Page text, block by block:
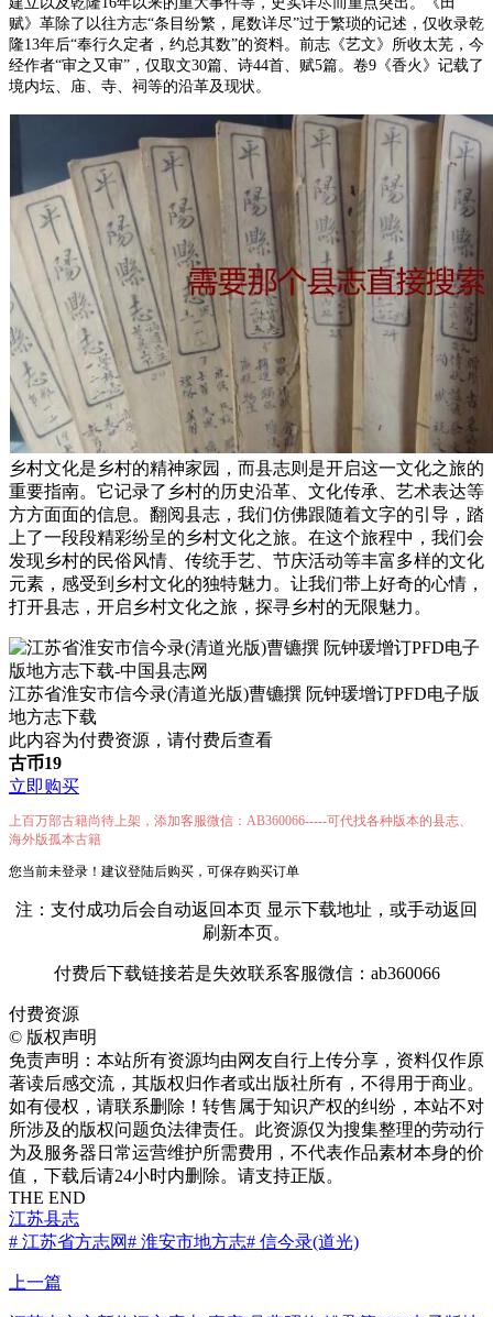
赋》革除了以往方志“条目纷繁，尾数详尽”过于繁琐的记述，仅收录乾
隆13年后“奉行久定者，约总其数”的资料。前志《艺文》所收太芜，今
经作者“审之又审”，仅取文30篇、诗44首、赋5篇。卷9《香火》记载了
境内坛、庙、寺、祠等的沿革及现状。
乡村文化是乡村的精神家园，而县志则是开启这一文化之旅的
重要指南。它记录了乡村的历史沿革、文化传承、艺术表达等
方方面面的信息。翻阅县志，我们仿佛跟随着文字的引导，踏
上了一段段精彩纷呈的乡村文化之旅。在这个旅程中，我们会
发现乡村的民俗风情、传统手艺、节庆活动等丰富多样的文化
元素，感受到乡村文化的独特魅力。让我们带上好奇的心情，
打开县志，开启乡村文化之旅，探寻乡村的无限魅力。
江苏省淮安市信今录(清道光版)曹镳撰 阮钟瑗增订PFD电子版
地方志下载
此内容为付费资源，请付费后查看
古币19
立即购买
上百万部古籍尚待上架，添加客服微信：AB360066-----可代找各种版本的县志、
海外版孤本古籍
您当前未登录！建议登陆后购买，可保存购买订单
注：支付成功后会自动返回本页 显示下载地址，或手动返回
刷新本页。
付费后下载链接若是失效联系客服微信：ab360066
付费资源
© 版权声明
免责声明：本站所有资源均由网友自行上传分享，资料仅作原
著读后感交流，其版权归作者或出版社所有，不得用于商业。
如有侵权，请联系删除！转售属于知识产权的纠纷，本站不对
所涉及的版权问题负法律责任。此资源仅为搜集整理的劳动行
为及服务器日常运营维护所需费用，不代表作品素材本身的价
值，下载后请24小时内删除。请支持正版。
THE END
江苏县志
# 江苏省方志网# 淮安市地方志# 信今录(道光)
上一篇